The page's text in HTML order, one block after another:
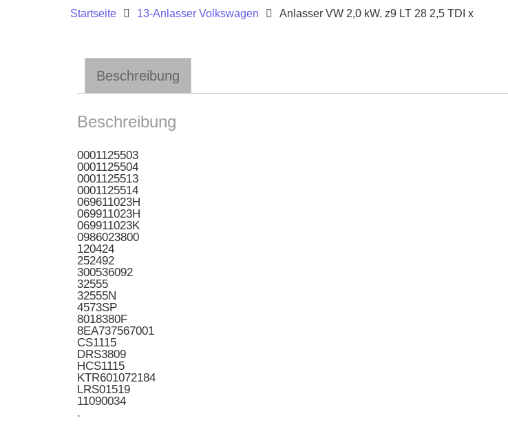
Startseite 13-Anlasser Volkswagen Anlasser VW 2,0 kW. z9 LT 28 2,5 TDI x
Beschreibung
Beschreibung
0001125503
0001125504
0001125513
0001125514
069611023H
069911023H
069911023K
0986023800
120424
252492
300536092
32555
32555N
4573SP
8018380F
8EA737567001
CS1115
DRS3809
HCS1115
KTR601072184
LRS01519
11090034
.